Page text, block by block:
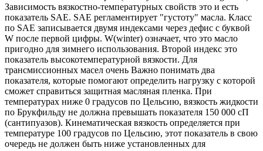
Зависимость вязкостно-температурных свойств это и есть
показатель SAE. SAE регламентирует "густоту" масла. Класс
по SAE записывается двумя индексами через дефис с буквой
W после первой цифры. W(winter) означает, что это масло
пригодно для зимнего использования. Второй индекс это
показатель высокотемпературной вязкости. Для
трансмиссионных масел очень Важно понимать два
показателя, которые помогают определить нагрузку с которой
сможет справиться защитная масляная пленка. При
температурах ниже 0 градусов по Цельсию, вязкость жидкости
по Брукфильду не должна превышать показателя 150 000 сП
(сантипуазов). Кинематическая вязкость определяется при
температуре 100 градусов по Цельсию, этот показатель в свою
очередь не должен быть ниже установленных для